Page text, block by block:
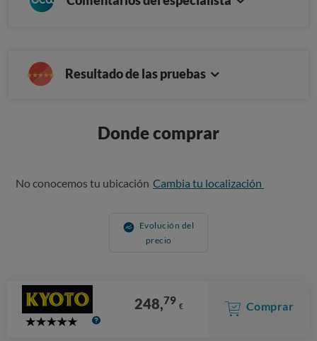
Resultado de las pruebas
Donde comprar
No conocemos tu ubicación Cambia tu localización
Evolución del
precio
5
248,79 € Comprar